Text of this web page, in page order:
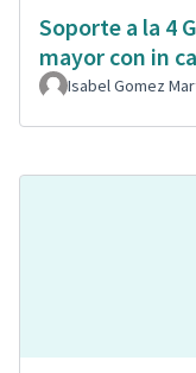
Soporte a la 4
mayor con in
Isabel Gomez